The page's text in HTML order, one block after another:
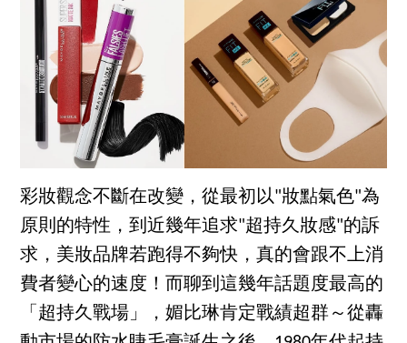
彩妝觀念不斷在改變，從最初以"妝點氣色"為
原則的特性，到近幾年追求"超持久妝感"的訴
求，美妝品牌若跑得不夠快，真的會跟不上消
費者變心的速度！而聊到這幾年話題度最高的
「超持久戰場」，媚比琳肯定戰績超群～從轟